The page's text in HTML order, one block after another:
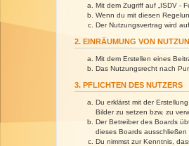
Mit dem Zugriff auf „ISDV -
Wenn du mit diesen
Der Nutzungsvertrag wird
2. EINRÄUMUNG VON
Mit dem Erstellen eines
Das Nutzungsrecht nach
3. PFLICHTEN DES NUTZERS
Du erklärst mit der
Bilder zu setzen bzw. zu
Der Betreiber des Boards
dieses Boards ausschließen
Du nimmst zur Kenntnis,